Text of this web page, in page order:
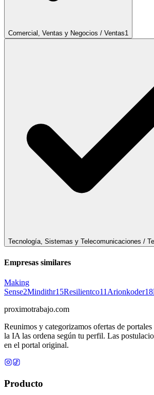
Comercial, Ventas y Negocios / Ventas1
Tecnología, Sistemas y Telecomunicaciones /
Empresas similares
Making
Sense2Mindithr15Resilientco11 Arionkoder18
proximotrabajo.com
Reunimos y categorizamos ofertas de
la IA las ordena según tu perfil. Las
en el portal original.
Producto